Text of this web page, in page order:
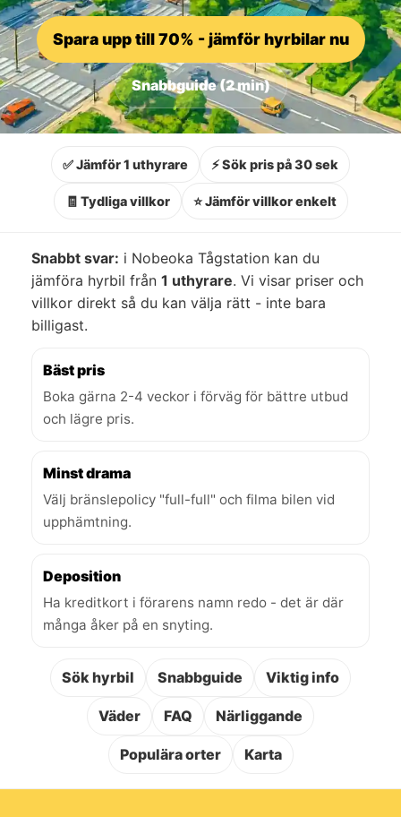
Spara upp till 70% - jämför hyrbilar nu
Snabbguide (2 min)
✅ Jämför 1 uthyrare ⚡ Sök pris på 30 sek
🧾 Tydliga villkor ⭐ Jämför villkor enkelt
Snabbt svar: i Nobeoka Tågstation kan du
jämföra hyrbil från 1 uthyrare. Vi visar priser och
villkor direkt så du kan välja rätt - inte bara
billigast.
Bäst pris
Boka gärna 2-4 veckor i förväg för bättre utbud
och lägre pris.
Minst drama
Välj bränslepolicy "full-full" och filma bilen vid
upphämtning.
Deposition
Ha kreditkort i förarens namn redo - det är där
många åker på en snyting.
Sök hyrbil Snabbguide Viktig info
Väder FAQ Närliggande
Populära orter Karta